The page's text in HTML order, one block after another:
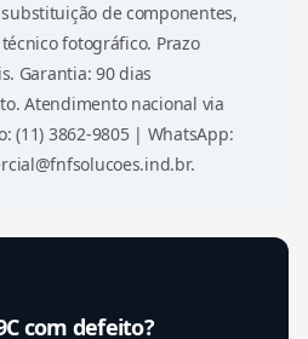
de componentes,
fotográfico. Prazo
Garantia: 90 dias
Atendimento nacional via
(11) 3862-9805 | WhatsApp:
com defeito?